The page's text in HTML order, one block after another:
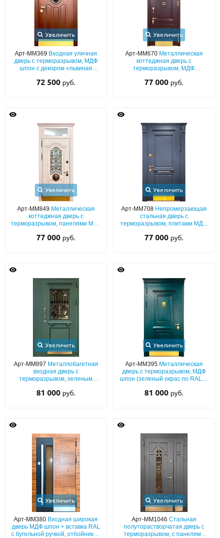
Увеличить
Арт-ММ369 Входная уличная
дверь с терморазрывом, МДФ
шпон с декором «львиная
72 500 руб.
Увеличить
Арт-ММ670 Металлическая
коттеджная дверь с
терморазрывом, МДФ
багетным раскладом,
77 000 руб.
Увеличить
Арт-ММ849 Металлическая
коттеджная дверь с
терморазрывом, панелями MDF
карнизом, ковкой, отбойником и
77 000 руб.
Увеличить
Арт-ММ708 Непромерзающая
стальная дверь с
терморазрывом, плитами МДФ
капителями и отбойником
77 000 руб.
Увеличить
Арт-ММ897 Металлобагетная
входная дверь с
терморазрывом, зеленым
боковой вставкой, отбойником,
81 000 руб.
Увеличить
Арт-ММ395 Металлическая
дверь с терморазрывом, МДФ
шпон (зеленый окрас по RAL) с
кнокером и отбойником из
81 000 руб.
Увеличить
Арт-ММ380 Входная широкая
дверь МДФ шпон + вставка RAL
с бугельной ручкой, отбойником
Увеличить
Арт-ММ1046 Стальная
полуторастворчатая дверь с
терморазрывом, с панелями